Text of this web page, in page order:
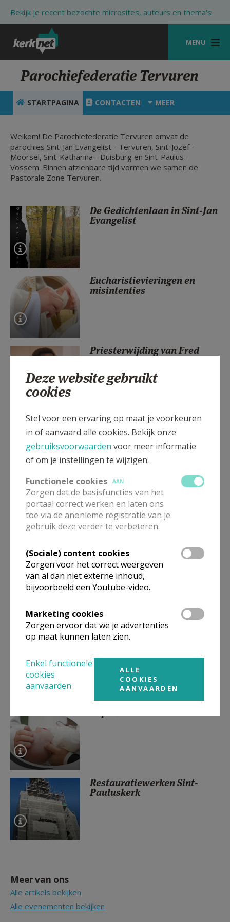
Bekijk je recent bezochte microsites, auteurs en thema's
MENU
STARTPAGINA
VIERINGEN
SHOP
ZOEKEN
HULP
MIJN PAROCHIE
AANMELDEN OF REGISTREREN
Parochiefederatie Tervuren
STARTPAGINA CONTACTEN MEER
Welkom! De Parochiefederatie Tervuren omvat de
parochies Sint-Jan Evangelist - Tervuren, Sint-Jozef -
Moorsel, Sint-Katharina - Duisburg en Sint-Paulus -
Vossem. Binnen afzienbare tijd vormen we samen de
Pastorale Zone Tervuren.
De Gedichtenlaan in Sint-Jan
Evangelist
Eucharistievieringen en
misintenties
Priesterwijding van Fred
Tervuren (7 juni)
Je kent hen wel, maar kén je
hen wel?
Sint-Katharina, Duisburg
Pinkstermaandag op de
botsauto's
Kerk en Leven
Restauratiewerken Sint-
Pauluskerk
Meer van ons
Alle artikels bekijken
Alle evenementen bekijken
Deze website gebruikt
cookies
Stel voor een ervaring op maat je voorkeuren
in of aanvaard alle cookies. Bekijk onze
gebruiksvoorwaarden voor meer informatie
of om je instellingen te wijzigen.
Functionele cookies
AAN
Zorgen dat de basisfuncties van het
portaal correct werken en laten ons
toe via de anonieme registratie van je
gebruik deze verder te verbeteren.
(Sociale) content cookies
Zorgen voor het correct weergeven
van al dan niet externe inhoud,
bijvoorbeeld een Youtube-video.
Marketing cookies
Zorgen ervoor dat we je advertenties
op maat kunnen laten zien.
Enkel functionele
cookies
aanvaarden
ALLE
COOKIES
AANVAARDEN